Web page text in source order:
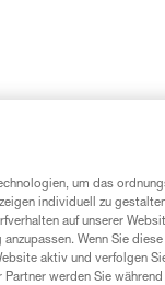
–
um das
individuell zu
auf unserer
Wenn Sie
aktiv und verfolgen
werden Sie während